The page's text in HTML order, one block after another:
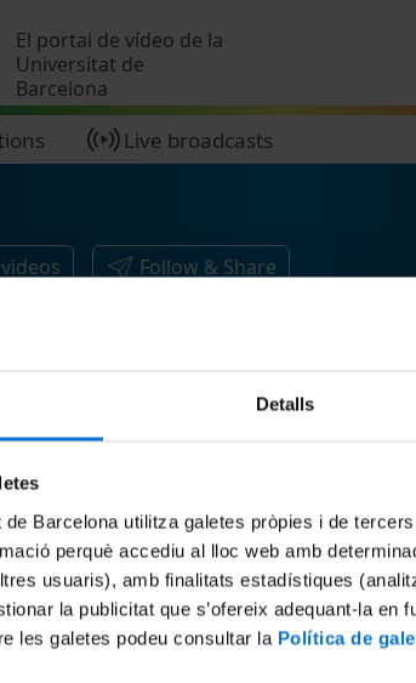
Detalls
Barcelona utilitza galetes pròpies i de
perquè accediu al lloc web amb
usuaris), amb finalitats estadístiques
la publicitat que s’ofereix adequant-la en
les galetes podeu consultar la Política de
El portal de vídeo de la
Universitat de
Barcelona
Live broadcasts
videos Follow & Share